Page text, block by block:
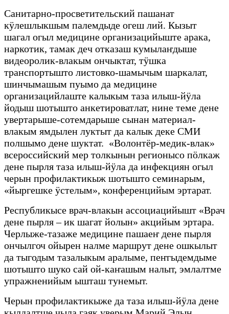
Санитарно-просветительский пашанат
кӱлешлыкшым палемдыде огеш лий. Кызыт
шагал огыл медицине организацийыште арака,
наркотик, тамак деч отказаш кумылаҥдыше
видеоролик-влакым ончыктат, тӱшка
транспортышто листовко-шамычым шаркалат,
шинчымашым пуымо да медицине
организацийлаште калыкым таза илыш-йӱла
йодыш шотышто анкетироватлат, нине теме дене
увертарыше-сотемдарыше сынан материал-
влакым ямдылен луктыт да калык деке СМИ
полшымо дене шуктат. «Волонтёр-медик-влак»
всероссийский мер толкынын регионысо пӧлкаж
дене пырля таза илыш-йӱла да инфекциян огыл
черын профилактикыж шотышто семинарым,
«йыргешке ӱстелым», конференцийым эртарат.
Республикысе врач-влакын ассоциацийышт «Врач
дене пырля – ик шагат йолын» акцийым эртара.
Черлыже-тазаже медицине пашаеҥ дене пырля
ончылгоч ойырен налме маршрут дене ошкылыт
да тыгодым тазалыкым аралыме, пеҥгыдемдыме
шотышто шуко сай ой-каҥашым налыт, эмлалтме
упражненийым ышташ тунемыт.
Черын профилактикыже да таза илыш-йӱла дене